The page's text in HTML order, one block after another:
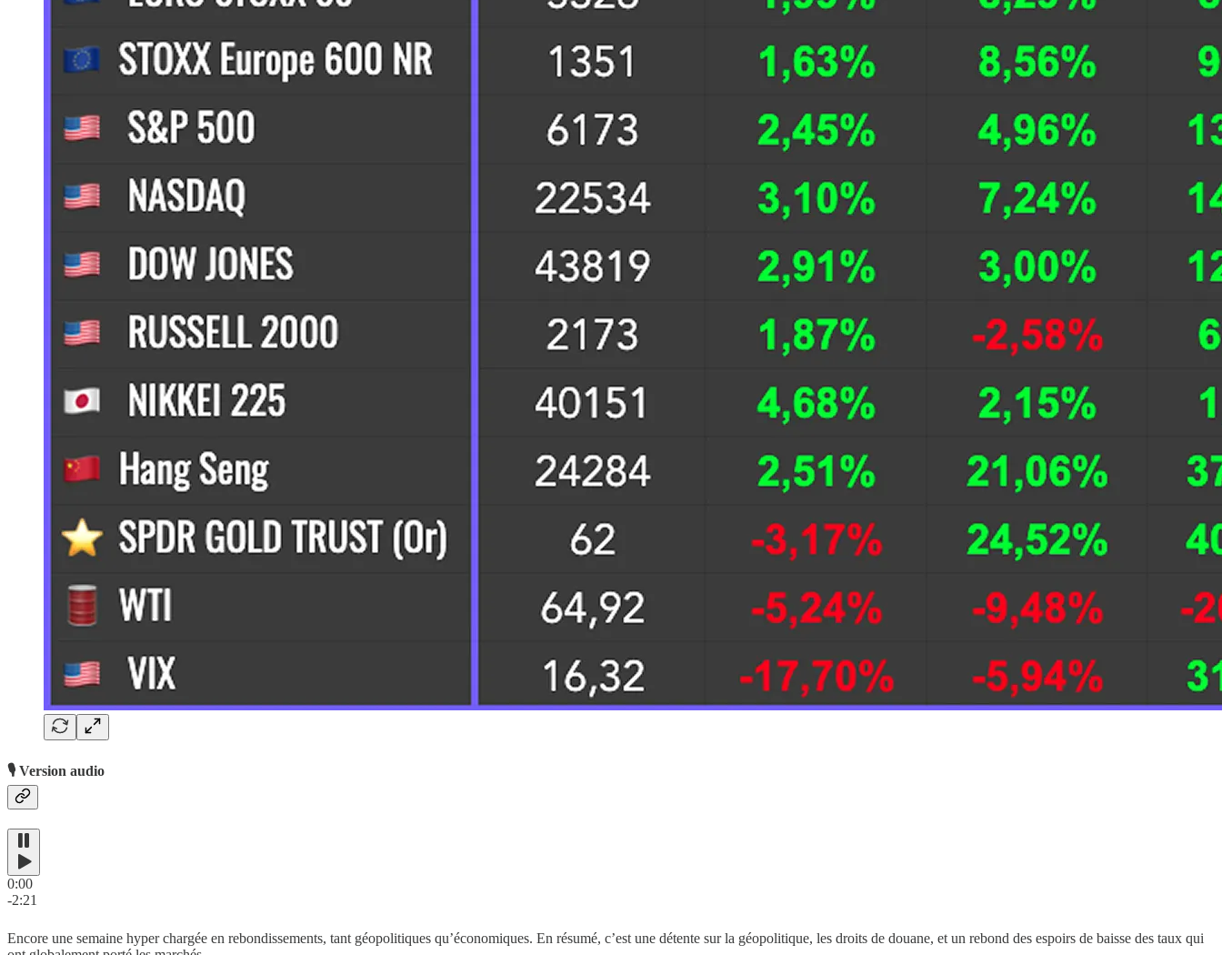
🎙️ Version audio
0:00
-2:21
Encore une semaine hyper chargée en rebondissements, tant géopolitiques qu’économiques. En résumé, c’est une détente sur la géopolitique, les droits de douane, et un rebond des espoirs de baisse des taux qui